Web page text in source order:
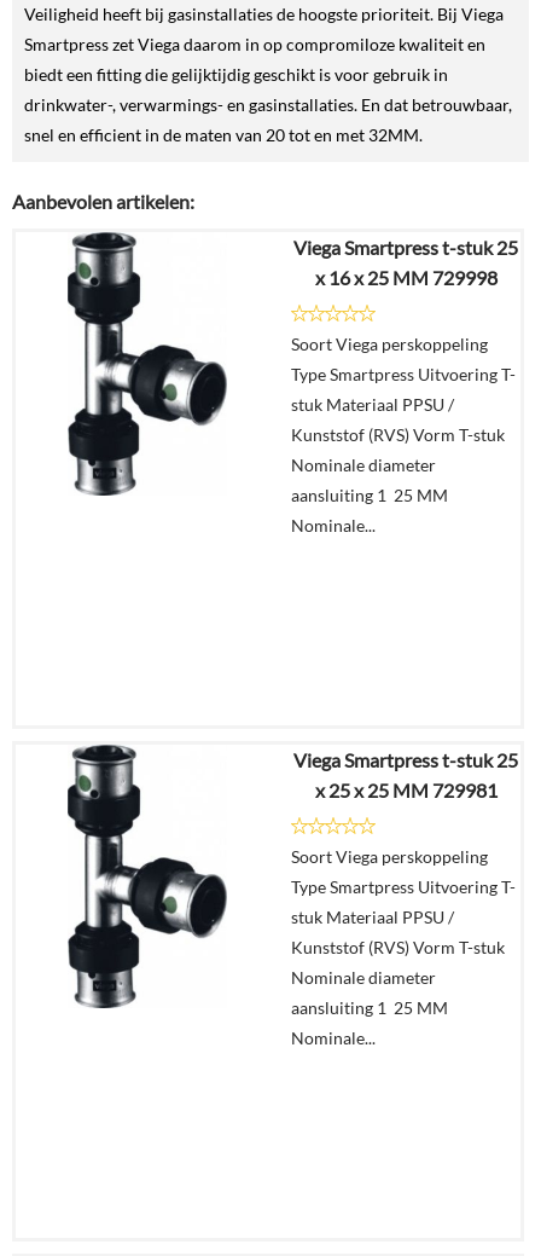
Veiligheid heeft bij gasinstallaties de hoogste prioriteit. Bij Viega
Smartpress zet Viega daarom in op compromiloze kwaliteit en
biedt een fitting die gelijktijdig geschikt is voor gebruik in
drinkwater-, verwarmings- en gasinstallaties. En dat betrouwbaar,
snel en efficient in de maten van 20 tot en met 32MM.
Aanbevolen artikelen:
Viega Smartpress t-stuk 25
x 16 x 25 MM 729998
Soort Viega perskoppeling
Type Smartpress Uitvoering T-
stuk Materiaal PPSU /
Kunststof (RVS) Vorm T-stuk
Nominale diameter
aansluiting 1 25 MM
Nominale...
€31,19
€20,68
Details
winkelmand
Viega Smartpress t-stuk 25
x 25 x 25 MM 729981
Soort Viega perskoppeling
Type Smartpress Uitvoering T-
stuk Materiaal PPSU /
Kunststof (RVS) Vorm T-stuk
Nominale diameter
aansluiting 1 25 MM
Nominale...